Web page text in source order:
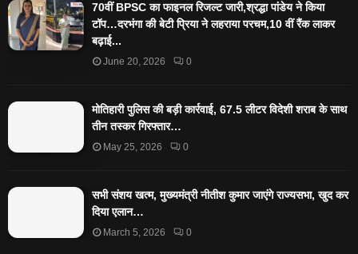
70वीं BPSC का फाइनल रिजल्ट जारी,श्रद्धा पांडेय ने किया
टॉप…दरभंगा की बेटी प्रिया ने लहराया परचम,10 वीं रैंक लाकर
बढ़ाई...
June 20, 2026 0
मोतिहारी पुलिस की बड़ी कार्रवाई, 67.5 लीटर विदेशी शराब के साथ
तीन तस्कर गिरफ्तार…
May 25, 2026 0
सभी संशय खत्म, मुख्यमंत्री नीतीश कुमार जाएंगे राज्यसभा, खुद कर
दिया एलान…
March 5, 2026 0